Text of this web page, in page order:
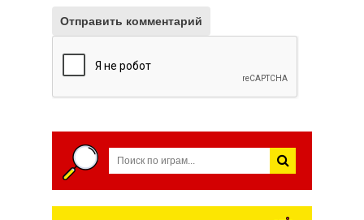
Отправить комментарий